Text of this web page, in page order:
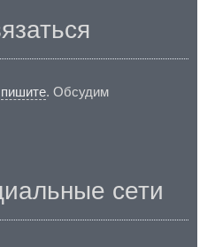
пишите. Обсудим
сети